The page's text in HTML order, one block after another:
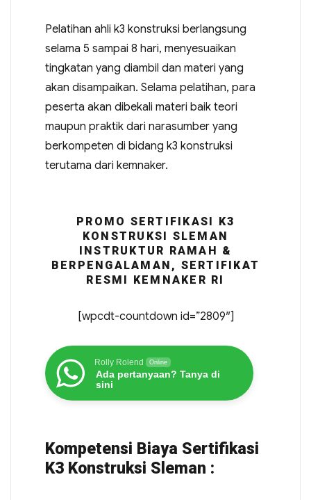
Pelatihan ahli k3 konstruksi berlangsung
selama 5 sampai 8 hari, menyesuaikan
tingkatan yang diambil dan materi yang
akan disampaikan. Selama pelatihan, para
peserta akan dibekali materi baik teori
maupun praktik dari narasumber yang
berkompeten di bidang k3 konstruksi
terutama dari kemnaker.
PROMO SERTIFIKASI K3
KONSTRUKSI SLEMAN
INSTRUKTUR RAMAH &
BERPENGALAMAN, SERTIFIKAT
RESMI KEMNAKER RI
[wpcdt-countdown id=”2809″]
Rolly Rolend Online
Ada pertanyaan? Tanya di
sini
Kompetensi Biaya Sertifikasi
K3 Konstruksi Sleman :